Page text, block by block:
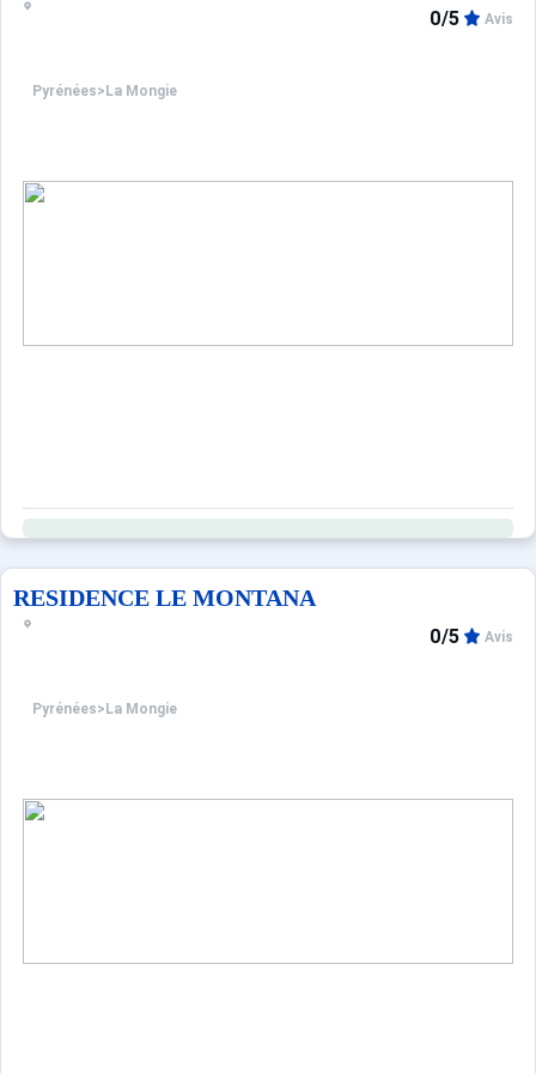
Pyrénées> La Mongie
0/5 Avis
RESIDENCE LE MONTANA
Pyrénées> La Mongie
0/5 Avis